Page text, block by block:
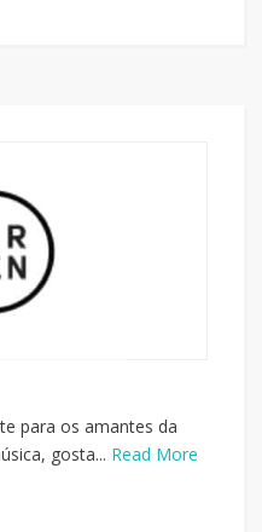
para os amantes da
gosta... Read More